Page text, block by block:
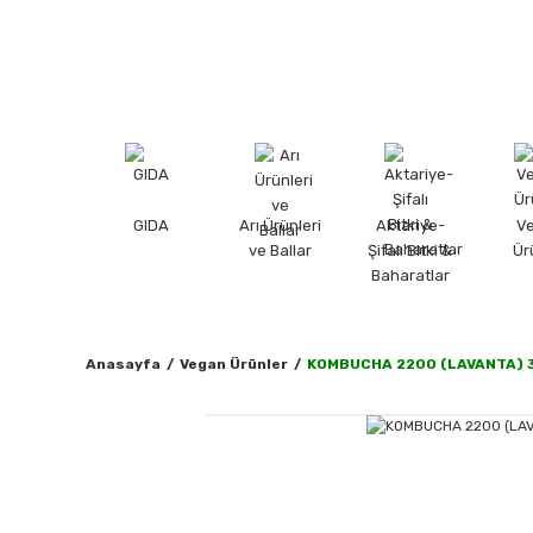
GIDA
Arı Ürünleri
ve Ballar
Aktariye-
Şifalı Bitki &
Baharatlar
Anasayfa Vegan Ürünler KOMBUCHA 2200 (LAVANTA)